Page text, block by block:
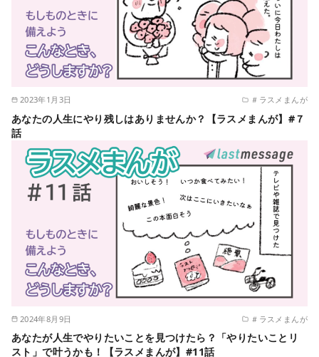
2023年1月3日 ＃ラスメまんが
あなたの人生にやり残しはありませんか？【ラスメまんが】#７
話
2024年8月9日 ＃ラスメまんが
あなたが人生でやりたいことを見つけたら？「やりたいことリ
スト」で叶うかも！【ラスメまんが】#11話